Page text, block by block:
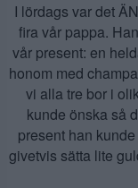
I lördags var det
fira vår pappa.
vår present: en
honom med
vi alla tre bor i
kunde önska så
present han
givetvis sätta lite